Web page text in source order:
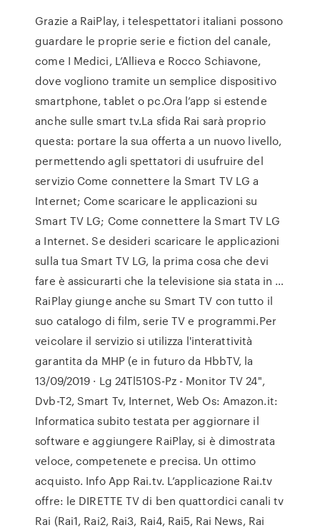
Grazie a RaiPlay, i telespettatori italiani possono
guardare le proprie serie e fiction del canale,
come I Medici, L’Allieva e Rocco Schiavone,
dove vogliono tramite un semplice dispositivo
smartphone, tablet o pc.Ora l’app si estende
anche sulle smart tv.La sfida Rai sarà proprio
questa: portare la sua offerta a un nuovo livello,
permettendo agli spettatori di usufruire del
servizio Come connettere la Smart TV LG a
Internet; Come scaricare le applicazioni su
Smart TV LG; Come connettere la Smart TV LG
a Internet. Se desideri scaricare le applicazioni
sulla tua Smart TV LG, la prima cosa che devi
fare è assicurarti che la televisione sia stata in …
RaiPlay giunge anche su Smart TV con tutto il
suo catalogo di film, serie TV e programmi.Per
veicolare il servizio si utilizza l'interattività
garantita da MHP (e in futuro da HbbTV, la
13/09/2019 · Lg 24Tl510S-Pz - Monitor TV 24",
Dvb-T2, Smart Tv, Internet, Web Os: Amazon.it:
Informatica subito testata per aggiornare il
software e aggiungere RaiPlay, si è dimostrata
veloce, competenete e precisa. Un ottimo
acquisto. Info App Rai.tv. L’applicazione Rai.tv
offre: le DIRETTE TV di ben quattordici canali tv
Rai (Rai1, Rai2, Rai3, Rai4, Rai5, Rai News, Rai